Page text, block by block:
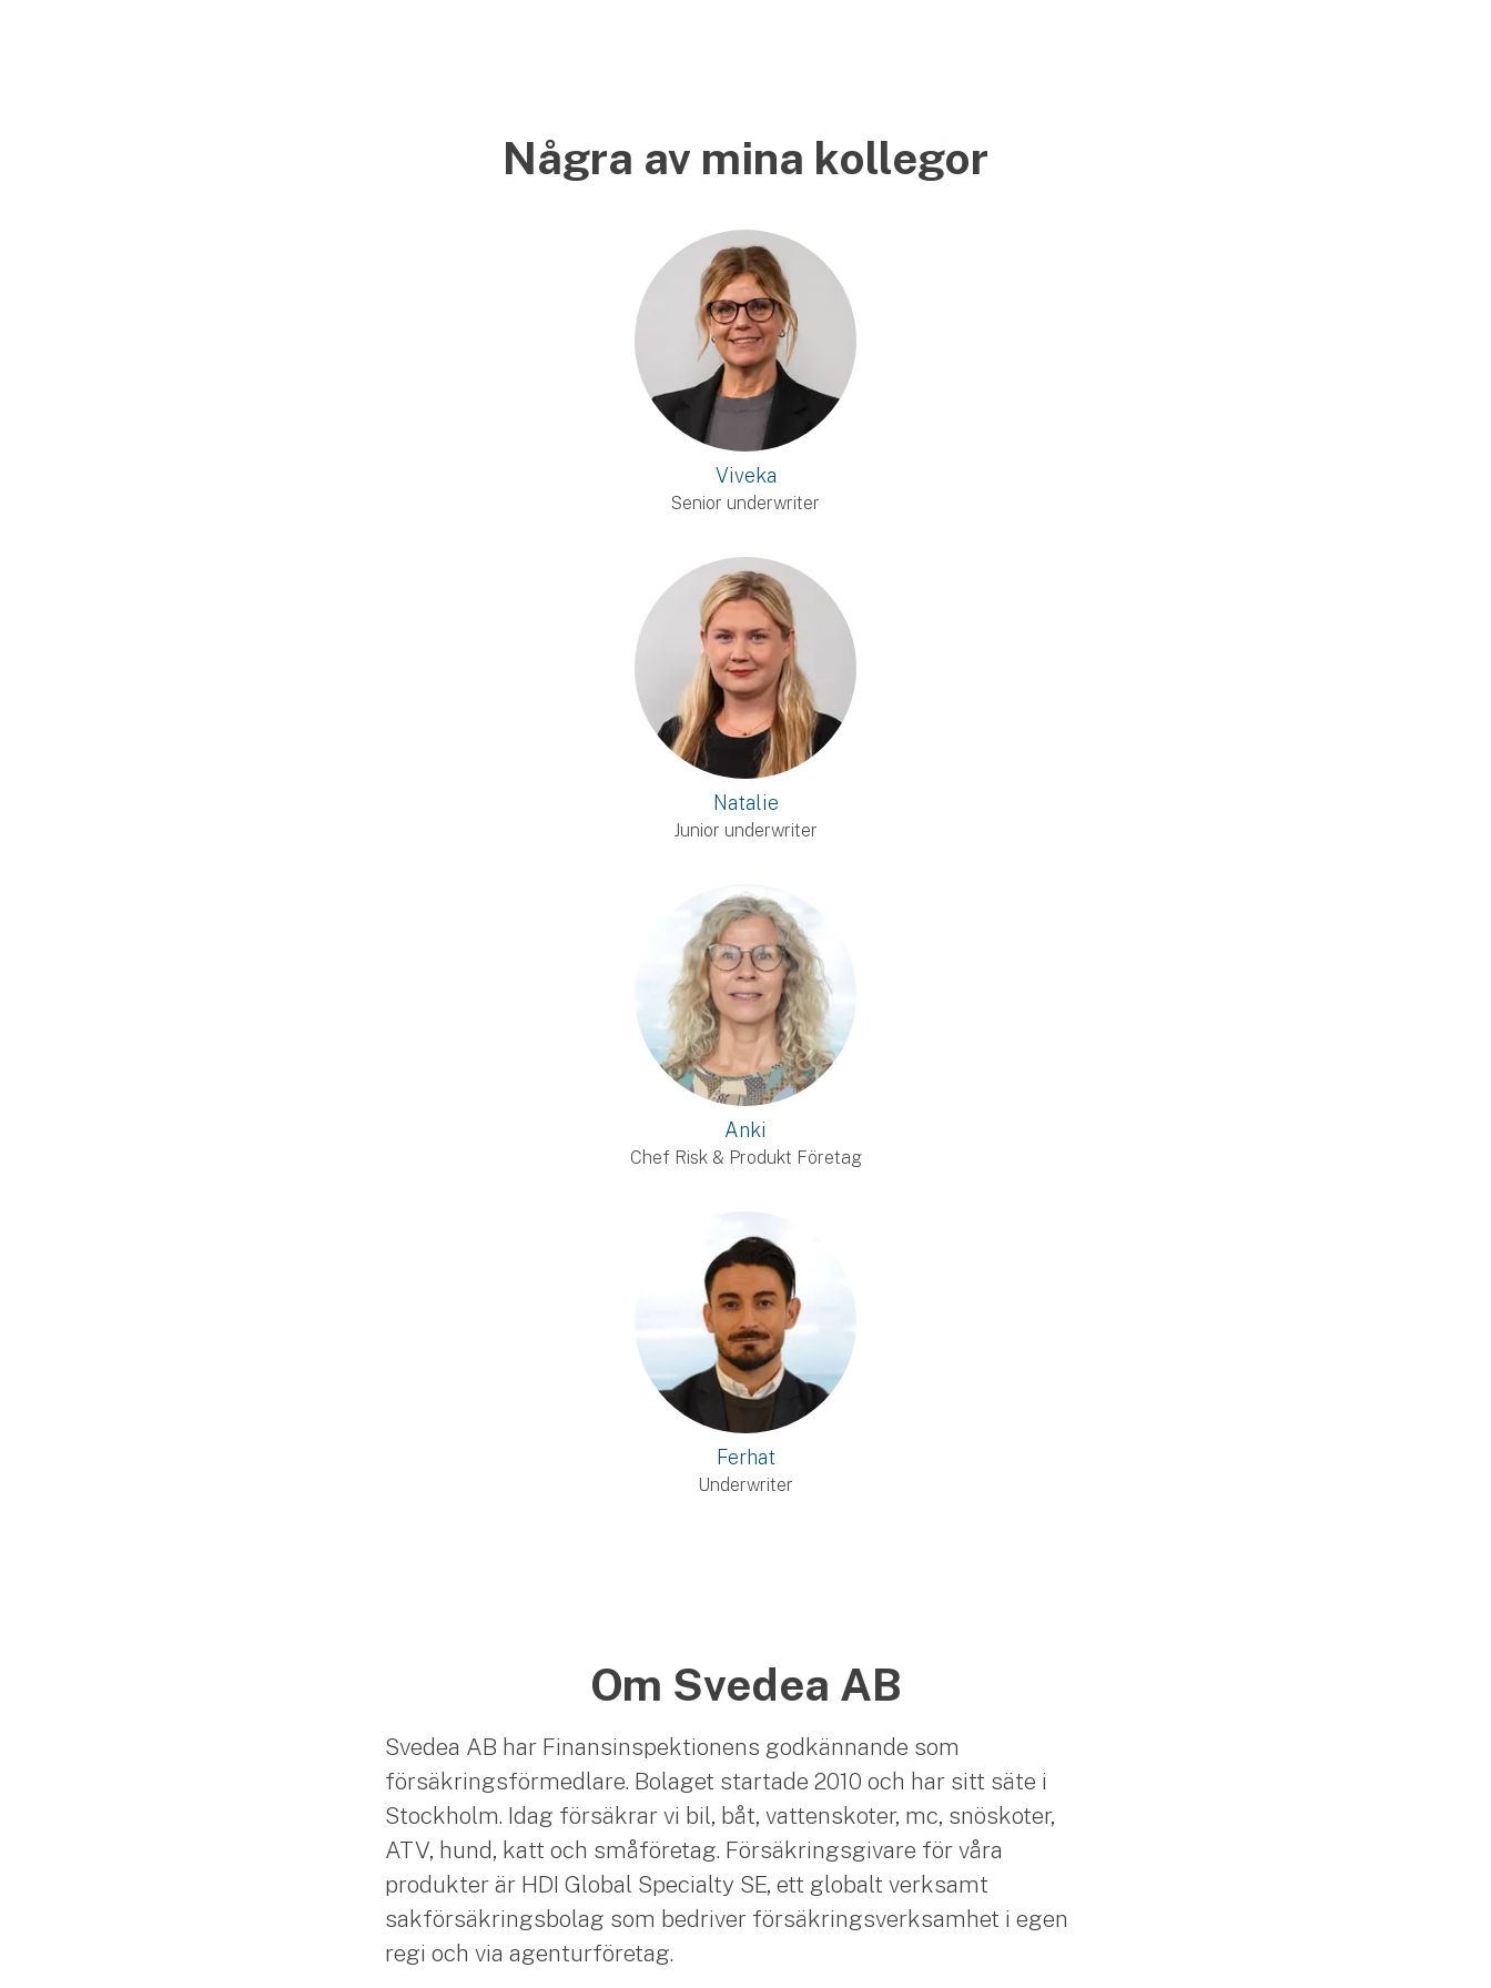
Några av mina kollegor
Viveka
Senior underwriter
Natalie
Junior underwriter
Anki
Chef Risk & Produkt Företag
Ferhat
Underwriter
Om Svedea AB
Svedea AB har Finansinspektionens godkännande som
försäkringsförmedlare. Bolaget startade 2010 och har sitt säte i
Stockholm. Idag försäkrar vi bil, båt, vattenskoter, mc, snöskoter,
ATV, hund, katt och småföretag. Försäkringsgivare för våra
produkter är HDI Global Specialty SE, ett globalt verksamt
sakförsäkringsbolag som bedriver försäkringsverksamhet i egen
regi och via agenturföretag.